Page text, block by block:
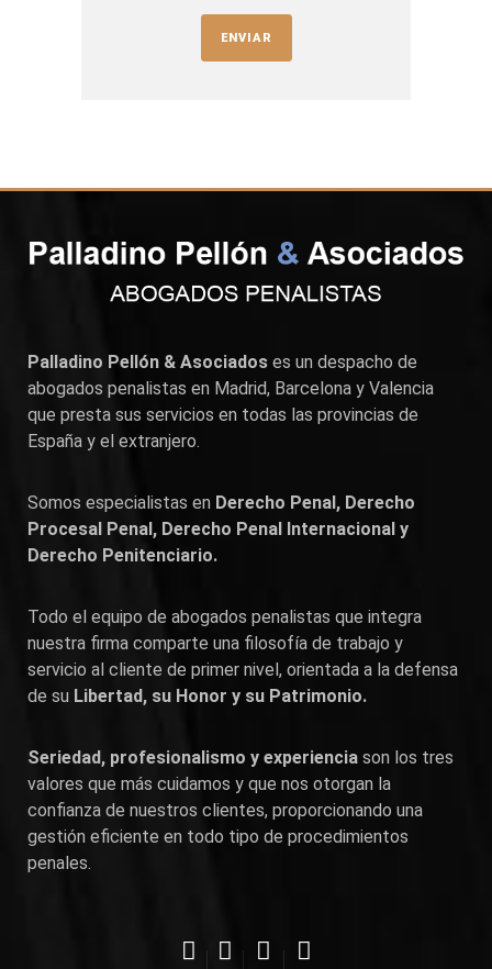
Palladino Pellón & Asociados es un despacho de
abogados penalistas en Madrid, Barcelona y Valencia
que presta sus servicios en todas las provincias de
España y el extranjero.
Somos especialistas en Derecho Penal, Derecho
Procesal Penal, Derecho Penal Internacional y
Derecho Penitenciario.
Todo el equipo de abogados penalistas que integra
nuestra firma comparte una filosofía de trabajo y
servicio al cliente de primer nivel, orientada a la defensa
de su Libertad, su Honor y su Patrimonio.
Seriedad, profesionalismo y experiencia son los tres
valores que más cuidamos y que nos otorgan la
confianza de nuestros clientes, proporcionando una
gestión eficiente en todo tipo de procedimientos
penales.